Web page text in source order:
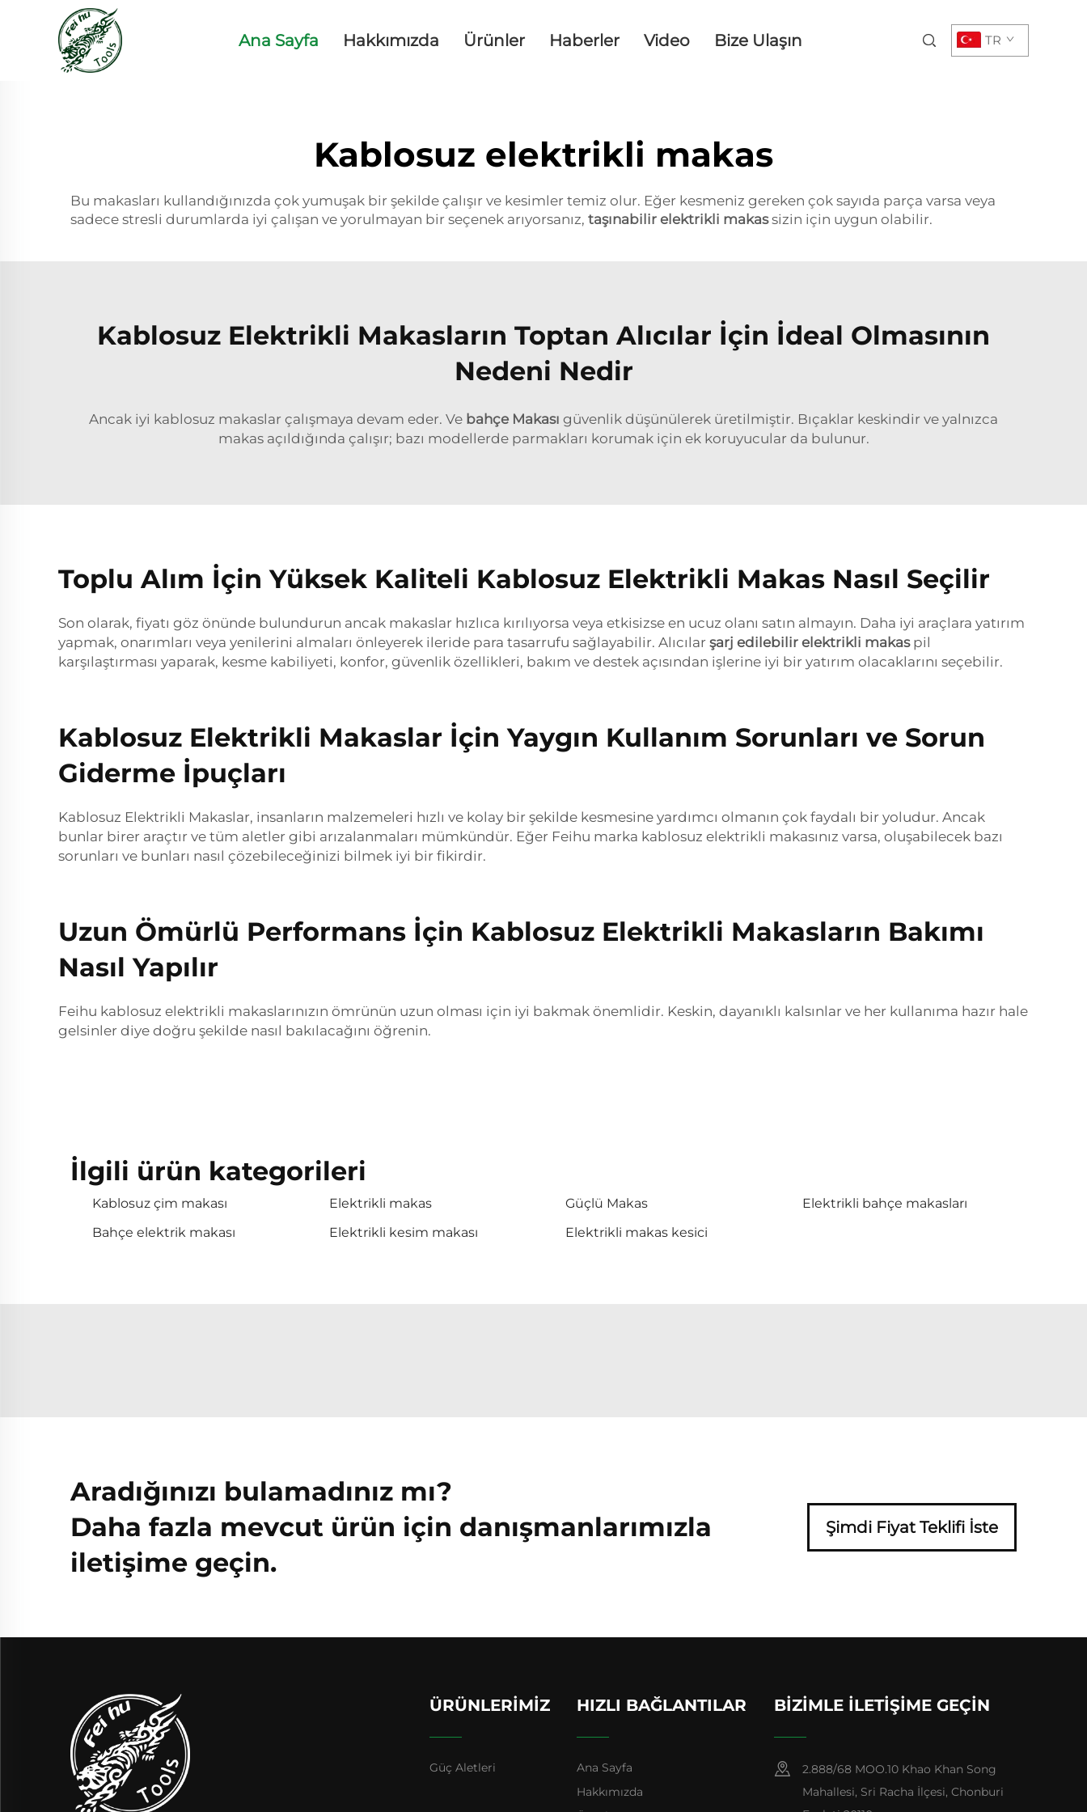
Ana Sayfa Hakkımızda Ürünler Haberler Video Bize Ulaşın TR
Kablosuz elektrikli makas
Bu makasları kullandığınızda çok yumuşak bir şekilde çalışır ve kesimler temiz olur. Eğer kesmeniz gereken çok sayıda parça varsa veya
sadece stresli durumlarda iyi çalışan ve yorulmayan bir seçenek arıyorsanız, taşınabilir elektrikli makassizin için uygun olabilir.
Kablosuz Elektrikli Makasların Toptan Alıcılar İçin İdeal Olmasının
Nedeni Nedir
Ancak iyi kablosuz makaslar çalışmaya devam eder. Ve bahçe Makası güvenlik düşünülerek üretilmiştir. Bıçaklar keskindir ve yalnızca
makas açıldığında çalışır; bazı modellerde parmakları korumak için ek koruyucular da bulunur.
Toplu Alım İçin Yüksek Kaliteli Kablosuz Elektrikli Makas Nasıl Seçilir
Son olarak, fiyatı göz önünde bulundurun ancak makaslar hızlıca kırılıyorsa veya etkisizse en ucuz olanı satın almayın. Daha iyi araçlara yatırım
yapmak, onarımları veya yenilerini almaları önleyerek ileride para tasarrufu sağlayabilir. Alıcılar şarj edilebilir elektrikli makas pil
karşılaştırması yaparak, kesme kabiliyeti, konfor, güvenlik özellikleri, bakım ve destek açısından işlerine iyi bir yatırım olacaklarını seçebilir.
Kablosuz Elektrikli Makaslar İçin Yaygın Kullanım Sorunları ve Sorun
Giderme İpuçları
Kablosuz Elektrikli Makaslar, insanların malzemeleri hızlı ve kolay bir şekilde kesmesine yardımcı olmanın çok faydalı bir yoludur. Ancak
bunlar birer araçtır ve tüm aletler gibi arızalanmaları mümkündür. Eğer Feihu marka kablosuz elektrikli makasınız varsa, oluşabilecek bazı
sorunları ve bunları nasıl çözebileceğinizi bilmek iyi bir fikirdir.
Uzun Ömürlü Performans İçin Kablosuz Elektrikli Makasların Bakımı
Nasıl Yapılır
Feihu kablosuz elektrikli makaslarınızın ömrünün uzun olması için iyi bakmak önemlidir. Keskin, dayanıklı kalsınlar ve her kullanıma hazır hale
gelsinler diye doğru şekilde nasıl bakılacağını öğrenin.
İlgili ürün kategorileri
Kablosuz çim makası Elektrikli makas Güçlü Makas
Elektrikli bahçe makasları
Bahçe elektrik makası
Elektrikli kesim makası Elektrikli makas kesici
Aradığınızı bulamadınız mı?
Daha fazla mevcut ürün için danışmanlarımızla
iletişime geçin.
Şimdi Fiyat Teklifi İste
ÜRÜNLERIMIZ
Güç Aletleri
HIZLI BAĞLANTILAR
Ana Sayfa
Hakkımızda
BIZIMLE İLETIŞIME GEÇIN
2.888/68 MOO.10 Khao Khan Song
Mahallesi, Sri Racha İlçesi, Chonburi